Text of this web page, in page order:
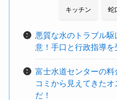
キッチン 蛇
悪質な水のトラブル
意！手口と行政指導
富士水道センターの
コミから見えてきた
だ！